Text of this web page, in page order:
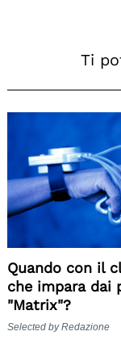
Ti
Quando con il
che impara dai
"Matrix"?
Selected by Redazione